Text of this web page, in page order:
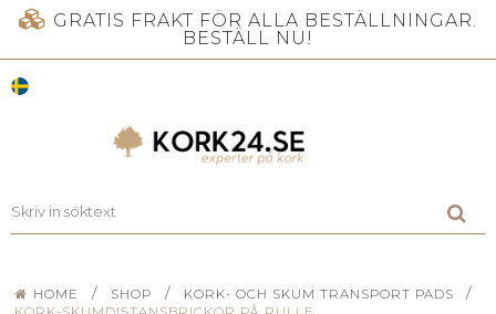
GRATIS FRAKT FÖR ALLA BESTÄLLNINGAR.
BESTÄLL NU!
HOME / SHOP / KORK- OCH SKUM TRANSPORT PADS /